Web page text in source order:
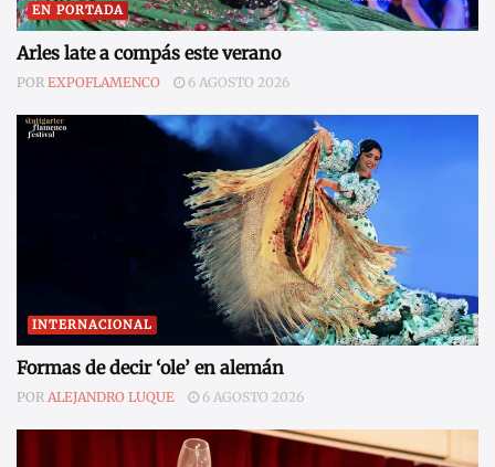
EN PORTADA
Arles late a compás este verano
POR EXPOFLAMENCO 6 AGOSTO 2026
INTERNACIONAL
Formas de decir ‘ole’ en alemán
POR ALEJANDRO LUQUE 6 AGOSTO 2026